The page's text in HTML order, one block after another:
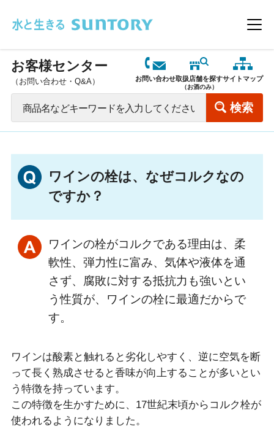
メ
お客様センター
（お問い合わせ・Q&A） お問い合わせ取扱店舗を探す
（お酒のみ）
サイトマップ
ワインの栓は、なぜコルクなの
ですか？
ワインの栓がコルクである理由は、柔
軟性、弾力性に富み、気体や液体を通
さず、腐敗に対する抵抗力も強いとい
う性質が、ワインの栓に最適だからで
す。
ワインは酸素と触れると劣化しやすく、逆に空気を断
って長く熟成させると香味が向上することが多いとい
う特徴を持っています。
この特徴を生かすために、17世紀末頃からコルク栓が
使われるようになりました。